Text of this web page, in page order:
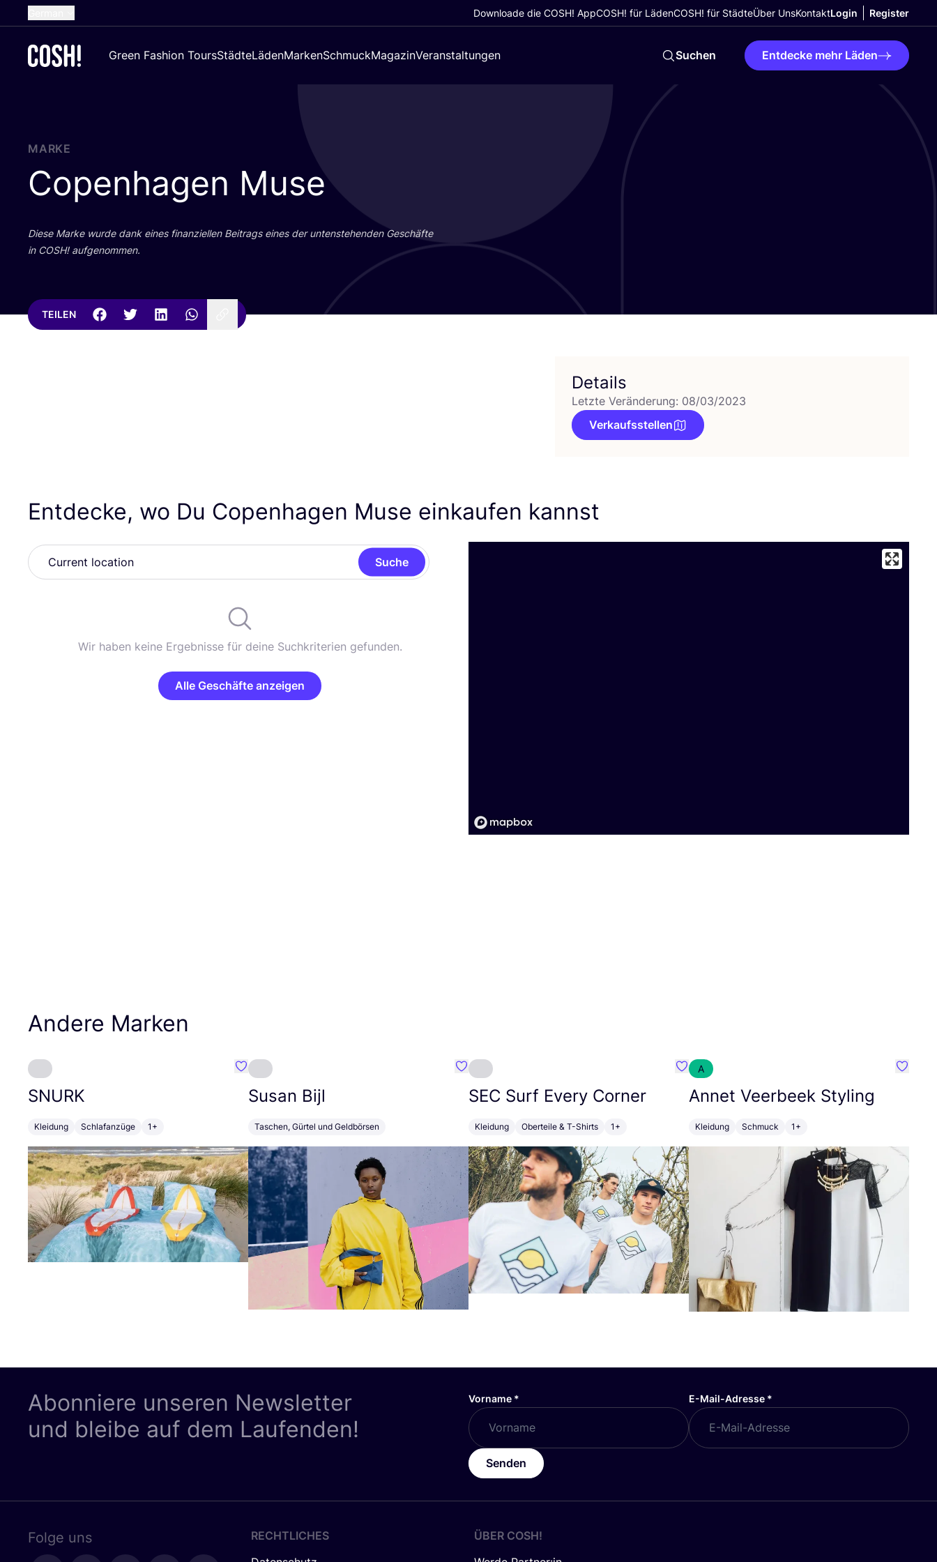
Dutch
Croatian
Downloade die COSH! AppCOSH! für LädenCOSH! für StädteÜber UnsKontaktLogin Register
Green Fashion ToursStädteLädenMarkenSchmuckMagazinVeranstaltungen Suchen Entdecke mehr Läden
MARKE
Copenhagen Muse
Die­se Mar­ke wur­de dank eines finan­zi­el­len Bei­trags eines der unten­ste­hen­den Geschäf­te
in COSH! aufgenommen.
TEILEN
Details
Letzte Veränderung: 08/03/2023
Verkaufsstellen
Entdecke, wo Du Copenhagen Muse einkaufen kannst
Suche
Wir haben keine Ergebnisse für deine Suchkriterien gefunden.
Alle Geschäfte anzeigen
Andere Marken
SNURK
Kleidung Schlafanzüge 1+
Favorit SNURK
Susan Bijl
Taschen, Gürtel und Geldbörsen
Favorit Susan Bijl
SEC Surf Every Corner
Kleidung Oberteile & T-Shirts 1+
Favorit SEC Surf Every Corner
A
Annet Veerbeek Styling
Kleidung Schmuck 1+
Favorit
Abonniere unseren Newsletter
und bleibe auf dem Laufenden!
Vorname * E-Mail-Adresse *
Senden
Folge uns
RECHTLICHES
ÜBER COSH!